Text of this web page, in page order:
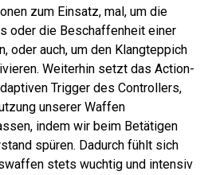
zum Einsatz, mal, um die
oder die Beschaffenheit einer
oder auch, um den Klangteppich
Weiterhin setzt das Action-
Trigger des Controllers,
unserer Waffen
indem wir beim Betätigen
spüren. Dadurch fühlt sich
stets wuchtig und intensiv